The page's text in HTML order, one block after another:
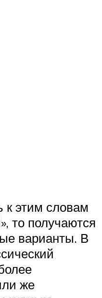
к этим словам
то получаются
варианты. В
же